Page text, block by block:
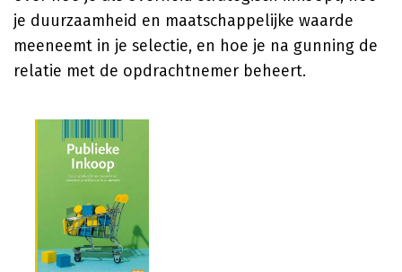
je duurzaamheid en maatschappelijke waarde
meeneemt in je selectie, en hoe je na gunning de
relatie met de opdrachtnemer beheert.